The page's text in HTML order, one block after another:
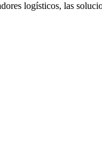
logísticos, las